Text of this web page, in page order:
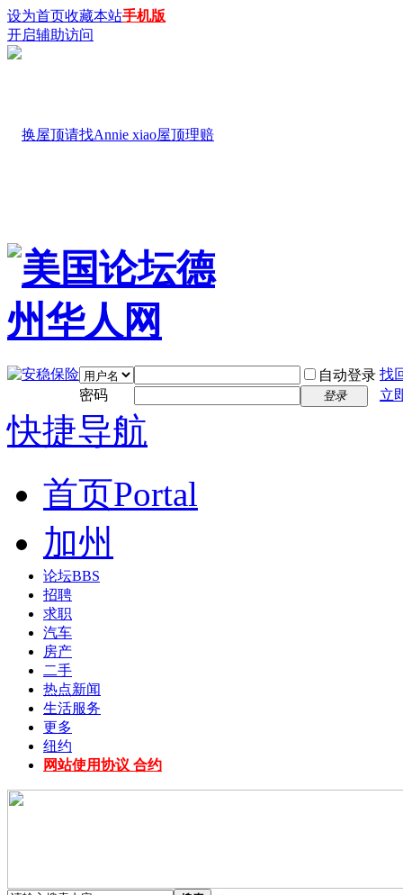
设为首页收藏本站手机版
开启辅助访问
自动登录 找
密码
登录 立
快捷导航
首页Portal
加州
论坛BBS
招聘
求职
汽车
房产
二手
热点新闻
生活服务
更多
纽约
网站使用协议 合约